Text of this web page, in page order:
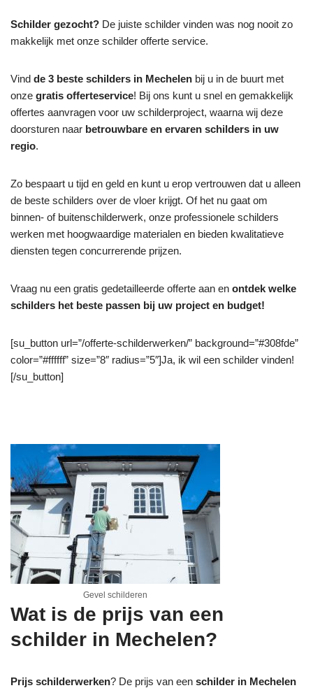
Schilder gezocht? De juiste schilder vinden was nog nooit zo
makkelijk met onze schilder offerte service.
Vind de 3 beste schilders in Mechelen bij u in de buurt met
onze gratis offerteservice! Bij ons kunt u snel en gemakkelijk
offertes aanvragen voor uw schilderproject, waarna wij deze
doorsturen naar betrouwbare en ervaren schilders in uw
regio.
Zo bespaart u tijd en geld en kunt u erop vertrouwen dat u alleen
de beste schilders over de vloer krijgt. Of het nu gaat om
binnen- of buitenschilderwerk, onze professionele schilders
werken met hoogwaardige materialen en bieden kwalitatieve
diensten tegen concurrerende prijzen.
Vraag nu een gratis gedetailleerde offerte aan en ontdek welke
schilders het beste passen bij uw project en budget!
[su_button url=”/offerte-schilderwerken/” background=”#308fde”
color=”#ffffff” size=”8″ radius=”5″]Ja, ik wil een schilder vinden!
[/su_button]
Gevel schilderen
Wat is de prijs van een
schilder in Mechelen?
Prijs schilderwerken? De prijs van een schilder in Mechelen